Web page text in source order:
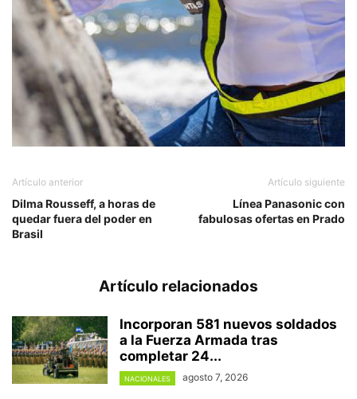
Artículo anterior
Dilma Rousseff, a horas de
quedar fuera del poder en
Brasil
Artículo siguiente
Línea Panasonic con
fabulosas ofertas en Prado
Artículo relacionados
Incorporan 581 nuevos soldados
a la Fuerza Armada tras
completar 24...
NACIONALES agosto 7, 2026